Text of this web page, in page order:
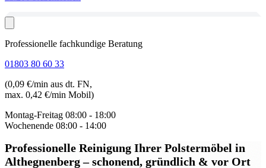
Professionelle fachkundige Beratung
01803 80 60 33
(0,09 €/min aus dt. FN,
max. 0,42 €/min Mobil)
Montag-Freitag 08:00 - 18:00
Wochenende 08:00 - 14:00
Professionelle Reinigung Ihrer Polstermöbel in
Althegnenberg– schonend, gründlich & vor Ort